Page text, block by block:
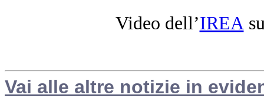
Video dell’IREA
Vai alle altre notizie in